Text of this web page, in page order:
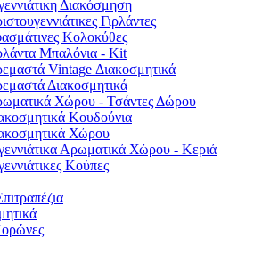
Διακόσμηση
Γιρλάντες
Κολοκύθες
Μπαλόνια - Kit
Vintage Διακοσμητικά
Διακοσμητικά
Χώρου - Τσάντες Δώρου
Κουδούνια
Χώρου
Αρωματικά Χώρου - Κεριά
Κούπες